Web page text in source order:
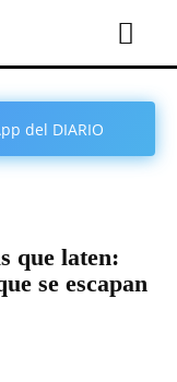
del DIARIO
que laten:
se escapan